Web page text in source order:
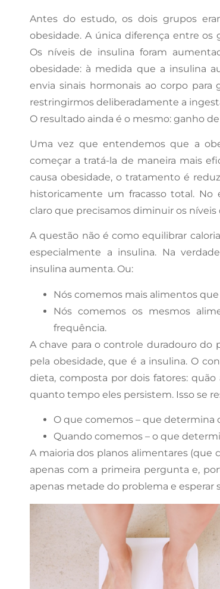
Antes do estudo, os dois grupos
obesidade. A única diferença entre
Os níveis de insulina foram
obesidade: à medida que a insulina
envia sinais hormonais ao corpo para
restringirmos deliberadamente a
O resultado ainda é o mesmo: ganho
Uma vez que entendemos que a
começar a tratá-la de maneira mais
causa obesidade, o tratamento é
historicamente um fracasso total. No
claro que precisamos diminuir os níveis
A questão não é como equilibrar
especialmente a insulina. Na
insulina aumenta. Ou:
Nós comemos mais alimentos
Nós comemos os mesmos
frequência.
A chave para o controle duradouro do
pela obesidade, que é a insulina. O
dieta, composta por dois fatores:
quanto tempo eles persistem. Isso se
O que comemos – que determina
Quando comemos – o que
A maioria dos planos alimentares (que
apenas com a primeira pergunta e,
apenas metade do problema e esperar